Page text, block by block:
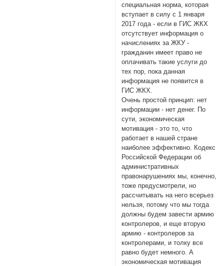
специальная норма, которая
вступает в силу с 1 января
2017 года - если в ГИС ЖКХ
отсутствует информация о
начислениях за ЖКУ -
гражданин имеет право не
оплачивать такие услуги до
тех пор, пока данная
информация не появится в
ГИС ЖКХ.
Очень простой принцип: нет
информации - нет денег. По
сути, экономическая
мотивация - это то, что
работает в нашей стране
наиболее эффективно. Кодекс
Российской Федерации об
административных
правонарушениях мы, конечно,
тоже предусмотрели, но
рассчитывать на него всерьез
нельзя, потому что мы тогда
должны будем завести армию
контролеров, и еще вторую
армию - контролеров за
контролерами, и толку все
равно будет немного. А
экономическая мотивация